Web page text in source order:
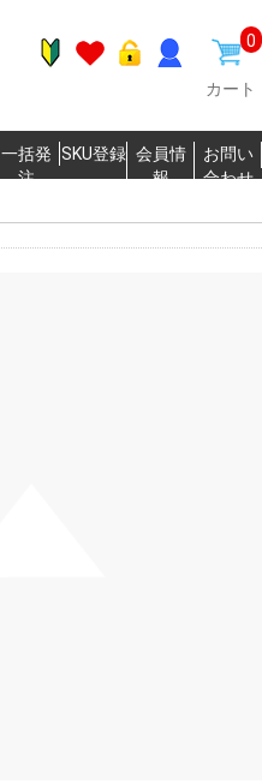
0
カート
一括発
注
SKU登録 会員情
報
お問い
合わせ